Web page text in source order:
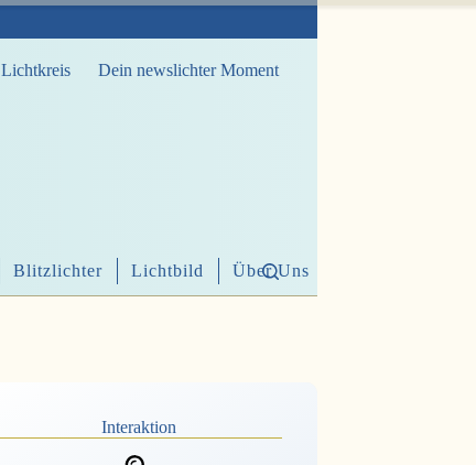
Lichtkreis Dein newslichter Moment
Blitzlichter Lichtbild Über Uns
Interaktion